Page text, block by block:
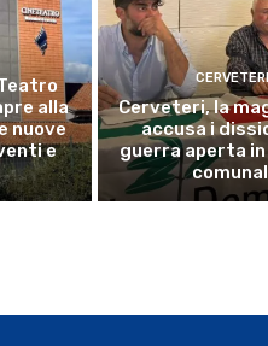
alla
nuove
e
CERVETERI
Cerveteri, la
accusa i
guerra aperta in